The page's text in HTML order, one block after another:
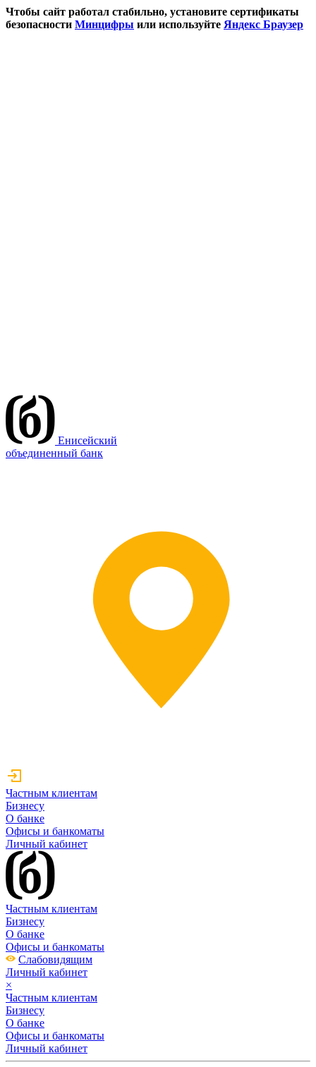
Чтобы сайт работал стабильно, установите сертификаты
безопасности Минцифры или используйте Яндекс Браузер
Енисейский
объединенный банк
Частным клиентам
Бизнесу
О банке
Офисы и банкоматы
Личный кабинет
Частным клиентам
Бизнесу
О банке
Офисы и банкоматы
Слабовидящим
Личный кабинет
×
Частным клиентам
Бизнесу
О банке
Офисы и банкоматы
Личный кабинет